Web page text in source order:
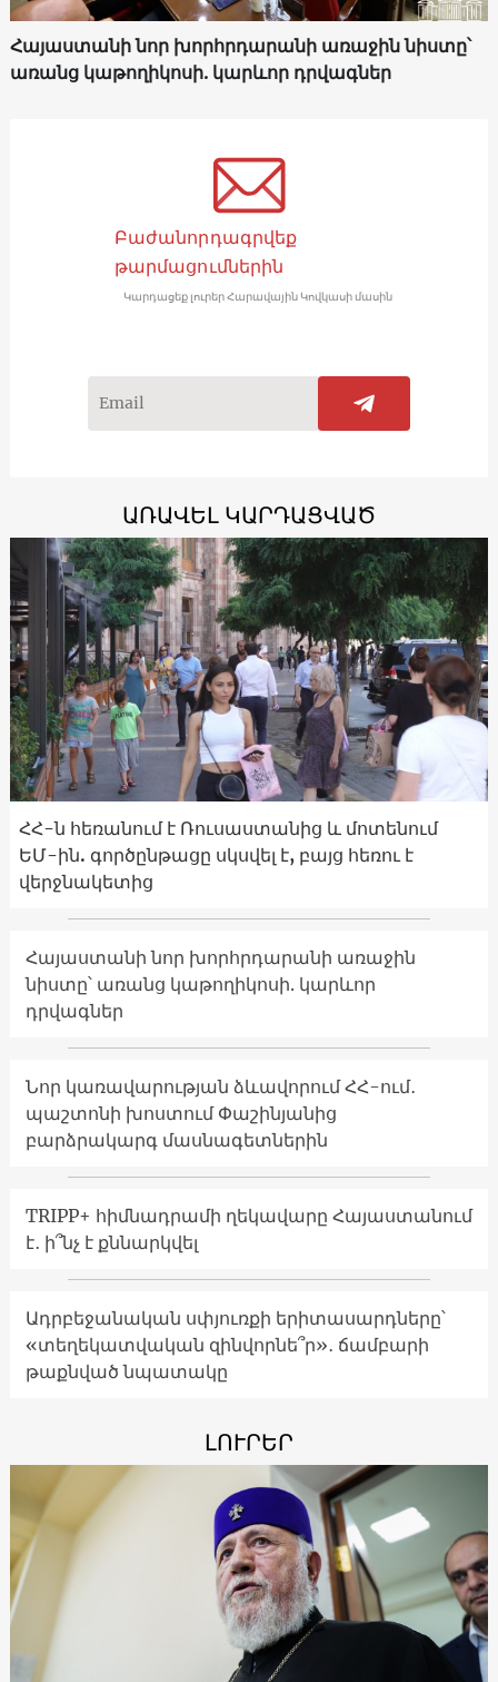
Հայաստանի նոր խորհրդարանի առաջին նիստը՝
առանց կաթողիկոսի. կարևոր դրվագներ
Բաժանորդագրվեք
թարմացումներին
Կարդացեք լուրեր Հարավային Կովկասի մասին
ԱՌԱՎԵԼ ԿԱՐԴԱՑՎԱԾ
ՀՀ-ն հեռանում է Ռուսաստանից և մոտենում
ԵՄ-ին. գործընթացը սկսվել է, բայց հեռու է
վերջնակետից
Հայաստանի նոր խորհրդարանի առաջին
նիստը՝ առանց կաթողիկոսի. կարևոր
դրվագներ
Նոր կառավարության ձևավորում ՀՀ-ում․
պաշտոնի խոստում Փաշինյանից
բարձրակարգ մասնագետներին
TRIPP+ հիմնադրամի ղեկավարը Հայաստանում
է․ ի՞նչ է քննարկվել
Ադրբեջանական սփյուռքի երիտասարդները՝
«տեղեկատվական զինվորնե՞ր»․ ճամբարի
թաքնված նպատակը
ԼՈՒՐԵՐ